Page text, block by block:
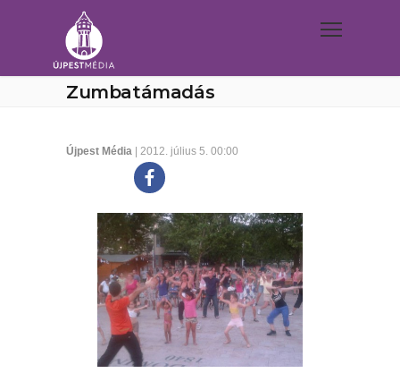
Zumbatámadás
Újpest Média | 2012. július 5. 00:00